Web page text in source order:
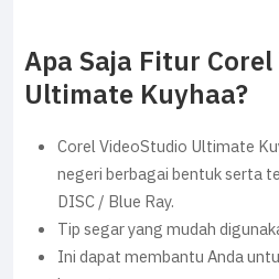
Apa Saja Fitur
Ultimate Kuyhaa?
Corel VideoStudio Ultimate
negeri berbagai bentuk serta
DISC / Blue Ray.
Tip segar yang mudah
Ini dapat membantu Anda